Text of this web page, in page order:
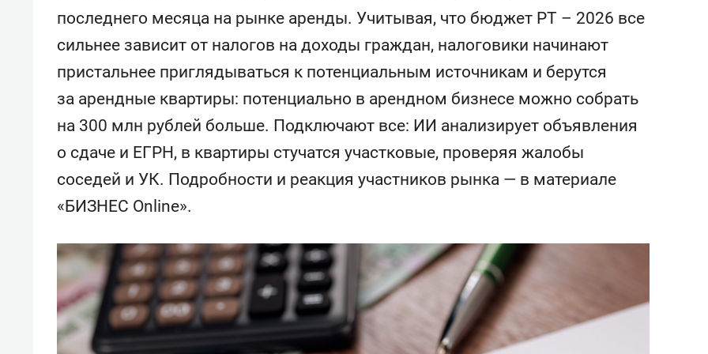
последнего месяца на рынке аренды. Учитывая, что бюджет РТ – 2026 все
сильнее зависит от налогов на доходы граждан, налоговики начинают
пристальнее приглядываться к потенциальным источникам и берутся
за арендные квартиры: потенциально в арендном бизнесе можно собрать
на 300 млн рублей больше. Подключают все: ИИ анализирует объявления
о сдаче и ЕГРН, в квартиры стучатся участковые, проверяя жалобы
соседей и УК. Подробности и реакция участников рынка — в материале
«БИЗНЕС Online».
свою сверхнагрузку
стрессом»
для меня это